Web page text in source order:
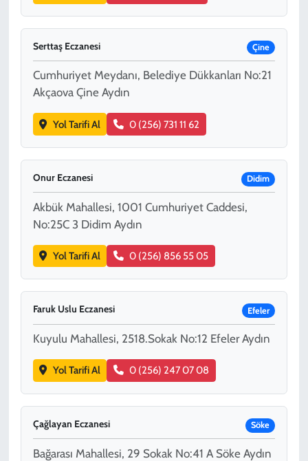
Serttaş Eczanesi Çine
Cumhuriyet Meydanı, Belediye Dükkanları No:21
Akçaova Çine Aydın
Yol Tarifi Al 0 (256) 731 11 62
Onur Eczanesi Didim
Akbük Mahallesi, 1001 Cumhuriyet Caddesi,
No:25C 3 Didim Aydın
Yol Tarifi Al 0 (256) 856 55 05
Faruk Uslu Eczanesi Efeler
Kuyulu Mahallesi, 2518.Sokak No:12 Efeler Aydın
Yol Tarifi Al 0 (256) 247 07 08
Çağlayan Eczanesi Söke
Bağarası Mahallesi, 29 Sokak No:41 A Söke Aydın